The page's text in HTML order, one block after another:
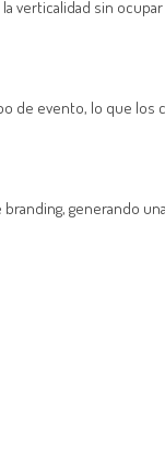
verticalidad sin ocupar
de evento, lo que
generando